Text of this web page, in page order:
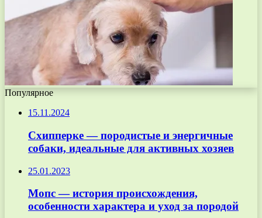
Популярное
15.11.2024
Схипперке — породистые и энергичные
собаки, идеальные для активных хозяев
25.01.2023
Мопс — история происхождения,
особенности характера и уход за породой